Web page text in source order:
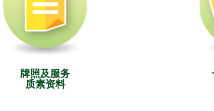
牌照及服务
质素资料